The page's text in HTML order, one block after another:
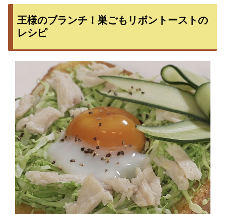
王様のブランチ！巣ごもリボントーストの
レシピ